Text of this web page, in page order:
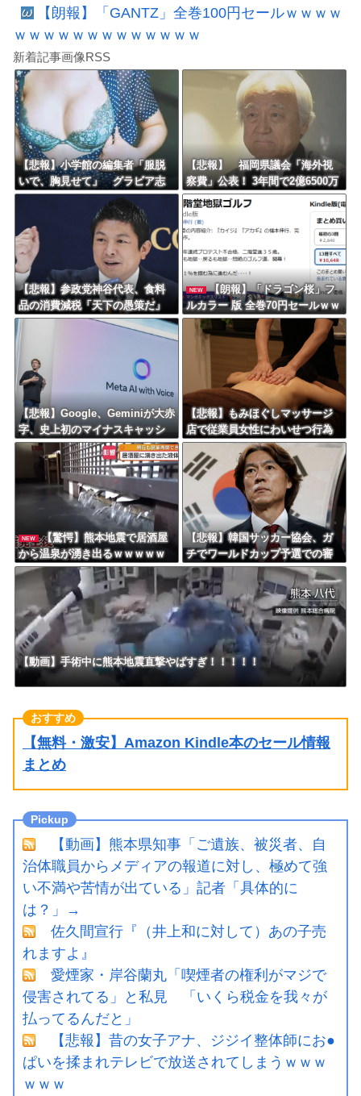
【朗報】「GANTZ」全巻100円セールｗｗｗｗ
ｗｗｗｗｗｗｗｗｗｗｗｗｗ
新着記事画像RSS
【悲報】小学館の編集者「服脱
いで、胸見せて」 グラビア志
望の女性に迫った過激要求
【悲報】 福岡県議会「海外視
察費」公表！ 3年間で2億6500万
円ｗｗｗｗｗｗｗｗｗ
【悲報】参政党神谷代表、食料
品の消費減税「天下の愚策だ」
と批判ｗｗｗｗｗｗｗｗｗｗｗ
NEW
【朗報】「ドラゴン桜」フ
ルカラー 版 全巻70円セールｗｗ
ｗｗｗｗｗｗ スポーツ漫画5
0％ポイント還元セール
【悲報】Google、Geminiが大赤
字、史上初のマイナスキャッシ
ュフローに陥る・・・
【悲報】もみほぐしマッサージ
店で従業員女性にわいせつ行為
かで男を逮捕ｗｗｗｗｗｗｗｗ
ｗ
NEW
【驚愕】熊本地震で居酒屋
から温泉が湧き出るｗｗｗｗｗ
ｗｗｗｗｗｗｗ
【悲報】韓国サッカー協会、ガ
チでワールドカップ予選での審
判への性接待がバレ大炎上大騒
ぎにｗｗｗｗｗｗｗｗ
【動画】手術中に熊本地震直撃やばすぎ！！！！！
【無料・激安】Amazon Kindle本のセール情報
まとめ
【動画】熊本県知事「ご遺族、被災者、自
治体職員からメディアの報道に対し、極めて強
い不満や苦情が出ている」記者「具体的に
は？」→
佐久間宣行『（井上和に対して）あの子売
れますよ』
愛煙家・岸谷蘭丸「喫煙者の権利がマジで
侵害されてる」と私見 「いくら税金を我々が
払ってるんだと」
【悲報】昔の女子アナ、ジジイ整体師にお●
ぱいを揉まれテレビで放送されてしまうｗｗｗ
ｗｗｗ